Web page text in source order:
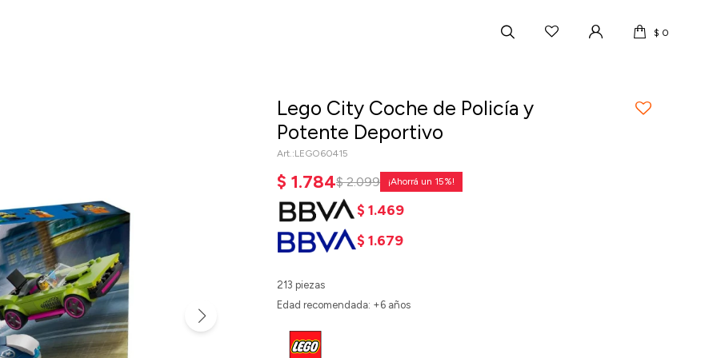
$ 0
Lego City Coche de Policía y
Potente Deportivo
LEGO60415
$ 1.784$ 2.099 15
$ 1.469
$ 1.679
213 piezas
Edad recomendada: +6 años